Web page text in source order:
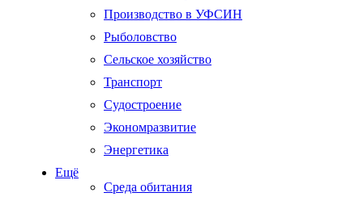
Производство в УФСИН
Рыболовство
Сельское хозяйство
Транспорт
Судостроение
Экономразвитие
Энергетика
Ещё
Среда обитания